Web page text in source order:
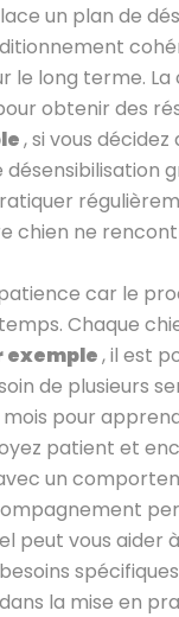
un plan de
le long terme.
obtenir des
, si vous décidez
chien ne
car le
Chaque
exemple, il est
de plusieurs
mois pour
patient et
un
peut vous aider
la mise en